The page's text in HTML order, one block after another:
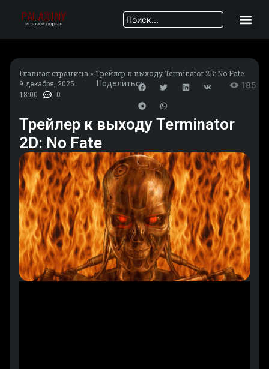
Главная страница » Трейлер к выходу Terminator 2D: No Fate
9 декабря, 2025
18:00
0
Поделиться 185
Трейлер к выходу Terminator
2D: No Fate